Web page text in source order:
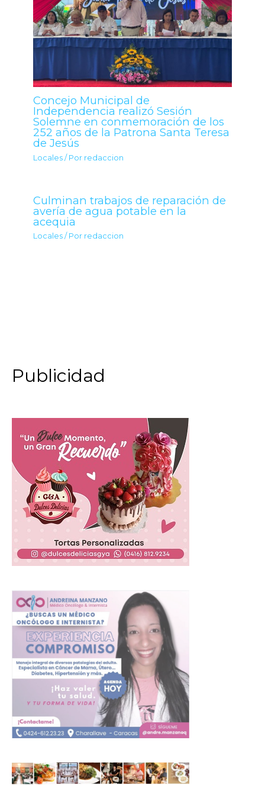
Concejo Municipal de
Independencia realizó Sesión
Solemne en conmemoración de los
252 años de la Patrona Santa Teresa
de Jesús
Locales / Por redaccion
Culminan trabajos de reparación de
avería de agua potable en la
acequia
Locales / Por redaccion
Publicidad